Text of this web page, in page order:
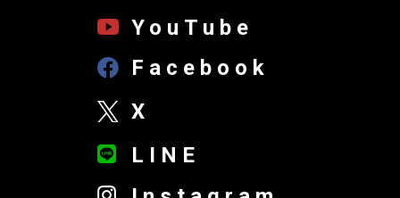
YouTube
Facebook
X
LINE